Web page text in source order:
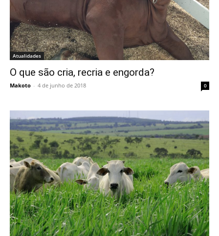
Atualidades
O que são cria, recria e engorda?
Makoto - 4 de junho de 2018 0